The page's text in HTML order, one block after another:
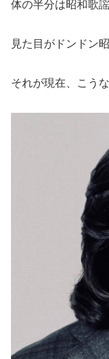
体の半分は昭和歌
見た目がドンドン
それが現在、こう